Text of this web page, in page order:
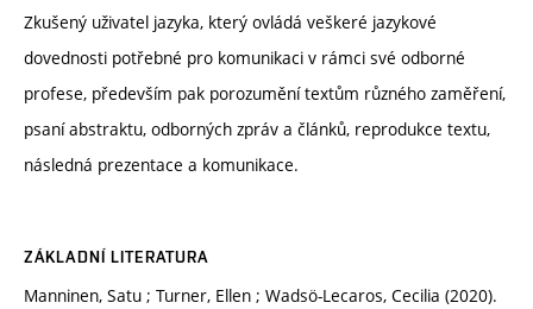
Zkušený uživatel jazyka, který ovládá veškeré jazykové
dovednosti potřebné pro komunikaci v rámci své odborné
profese, především pak porozumění textům různého zaměření,
psaní abstraktu, odborných zpráv a článků, reprodukce textu,
následná prezentace a komunikace.
ZÁKLADNÍ LITERATURA
Manninen, Satu ; Turner, Ellen ; Wadsö-Lecaros, Cecilia (2020).